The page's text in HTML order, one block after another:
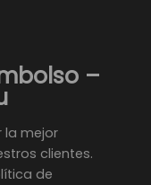
–
la mejor
clientes.
de